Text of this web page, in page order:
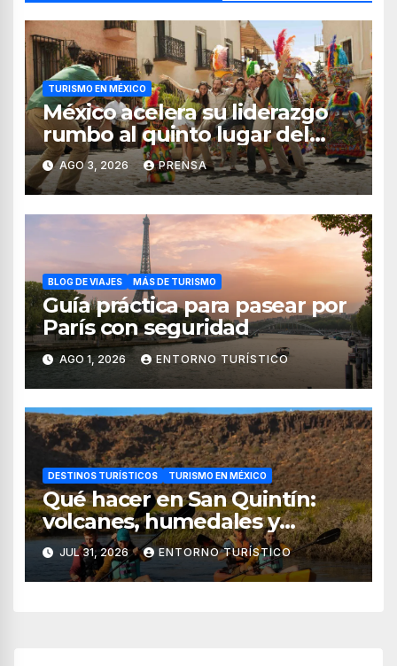
TURISMO EN MÉXICO
México acelera su liderazgo
rumbo al quinto lugar del
turismo mundial
AGO 3, 2026 PRENSA
BLOG DE VIAJES MÁS DE TURISMO
Guía práctica para pasear por
París con seguridad
AGO 1, 2026 ENTORNO TURÍSTICO
DESTINOS TURÍSTICOS TURISMO EN MÉXICO
Qué hacer en San Quintín:
volcanes, humedales y
sabores del mar
JUL 31, 2026 ENTORNO TURÍSTICO